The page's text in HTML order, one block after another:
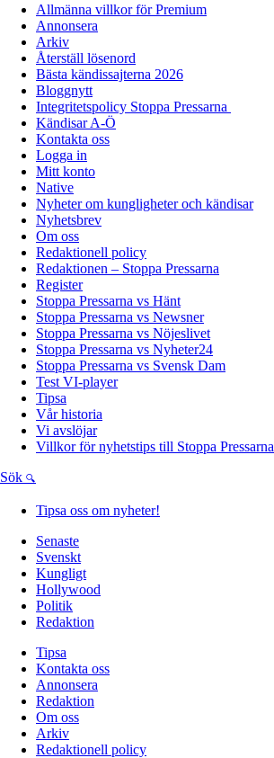
Allmänna villkor för Premium
Annonsera
Arkiv
Återställ lösenord
Bästa kändissajterna 2026
Bloggnytt
Integritetspolicy Stoppa Pressarna
Kändisar A-Ö
Kontakta oss
Logga in
Mitt konto
Native
Nyheter om kungligheter och kändisar
Nyhetsbrev
Om oss
Redaktionell policy
Redaktionen – Stoppa Pressarna
Register
Stoppa Pressarna vs Hänt
Stoppa Pressarna vs Newsner
Stoppa Pressarna vs Nöjeslivet
Stoppa Pressarna vs Nyheter24
Stoppa Pressarna vs Svensk Dam
Test VI-player
Tipsa
Vår historia
Vi avslöjar
Villkor för nyhetstips till Stoppa Pressarna
Sök
Tipsa oss om nyheter!
Senaste
Svenskt
Kungligt
Hollywood
Politik
Redaktion
Tipsa
Kontakta oss
Annonsera
Redaktion
Om oss
Arkiv
Redaktionell policy